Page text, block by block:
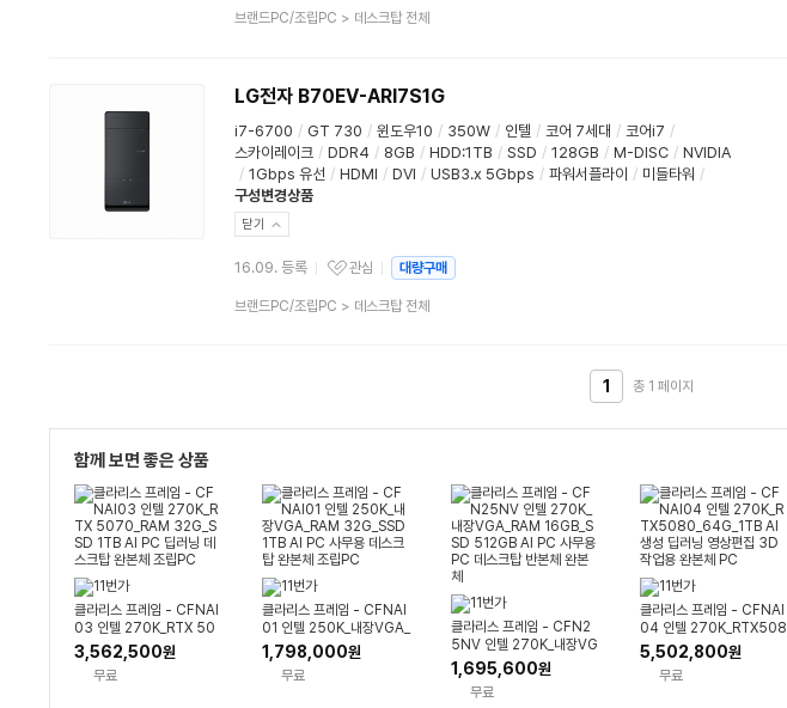
상
브랜드PC/조립PC > 데스크탑 전체
LG전자 B70EV-ARI7S1G
i7-6700 / GT 730 / 윈도우10 / 350W / 인텔 / 코어 7세대 / 코어i7 /
스카이레이크 / DDR4 / 8GB / HDD:1TB / SSD / 128GB / M-DISC / NVIDIA
/ 1Gbps 유선 / HDMI / DVI / USB3.x 5Gbps / 파워서플라이 / 미들타워 /
구성변경상품
닫기
16.09. 등록
관심상품
관심 대량구매
상
브랜드PC/조립PC > 데스크탑 전체
1 총 1 페이지
함께 보면 좋은 상품
클라리스 프레임 - CFNAI
03 인텔 270K_RTX 50
70_RAM 32G_SSD 1TB
AI PC 딥러닝 데스크탑 완
본체 조립PC
3,562,500원
무료
클라리스 프레임 - CFNAI
01 인텔 250K_내장VGA_
RAM 32G_SSD 1TB AI
PC 사무용 데스크탑 완본
체 조립PC
1,798,000원
무료
클라리스 프레임 - CFN2
5NV 인텔 270K_내장VG
A_RAM 16GB_SSD 512
GB AI PC 사무용PC 데스
크탑 반본체 완본체
1,695,600원
무료
클라리스 프레임 - CFNAI
04 인텔 270K_RTX508
0_64G_1TB AI 생성 딥러
닝 영상편집 3D 작업용 완
본체 PC
5,502,800원
무료